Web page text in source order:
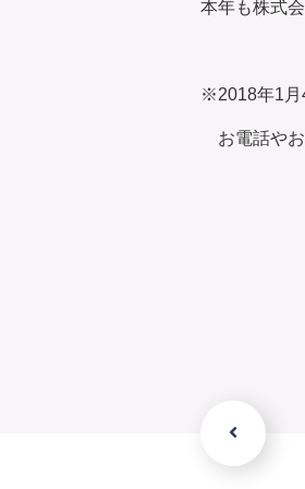
本年も株式
※2018年1月
お電話やお